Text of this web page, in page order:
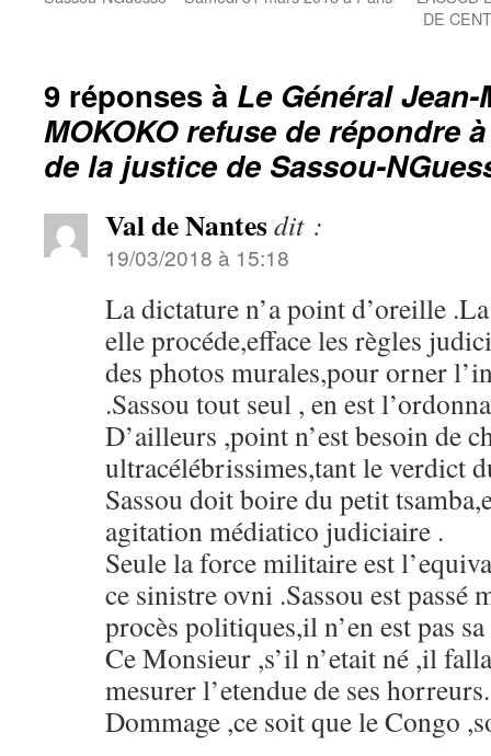
DE
9 réponses à Le Général
MOKOKO refuse de répondre
de la justice de Sassou-
Val de Nantesdit :
19/03/2018 à 15:18
La dictature n’a point d’oreille
elle procéde,efface les règles
des photos murales,pour orner
.Sassou tout seul , en est
D’ailleurs ,point n’est besoin de
ultracélébrissimes,tant le verdict
Sassou doit boire du petit
agitation médiatico judiciaire .
Seule la force militaire est
ce sinistre ovni .Sassou est passé
procès politiques,il n’en est pas
Ce Monsieur ,s’il n’etait né ,il
mesurer l’etendue de ses horreurs.
Dommage ,ce soit que le Congo